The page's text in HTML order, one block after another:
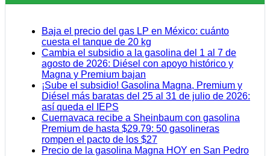
Baja el precio del gas LP en México: cuánto
cuesta el tanque de 20 kg
Cambia el subsidio a la gasolina del 1 al 7 de
agosto de 2026: Diésel con apoyo histórico y
Magna y Premium bajan
¡Sube el subsidio! Gasolina Magna, Premium y
Diésel más baratas del 25 al 31 de julio de 2026:
así queda el IEPS
Cuernavaca recibe a Sheinbaum con gasolina
Premium de hasta $29.79: 50 gasolineras
rompen el pacto de los $27
Precio de la gasolina Magna HOY en San Pedro